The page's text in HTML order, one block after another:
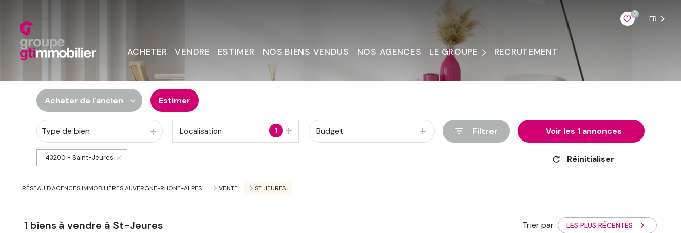
0
FR
ACHETER VENDRE ESTIMER NOS BIENS VENDUS NOS AGENCES LE GROUPE
Nous Contacter
RECRUTEMENT
Acheter de l'ancien
De l'ancien
Du neuf
Estimer
Type de bien 1
Localisation Budget Filtrer Voir les 1 annonces
43200 - Saint-Jeures Réinitialiser
RÉSEAU D'AGENCES IMMOBILIÈRES AUVERGNE-RHÔNE-ALPES VENTE ST JEURES
1 biens à vendre à St-Jeures Trier par LES PLUS RÉCENTES